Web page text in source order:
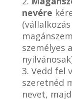
nevére
személyes
3. Vedd fel
szeretnéd
nevet,